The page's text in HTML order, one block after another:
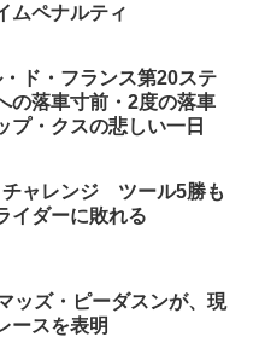
ムペナルティ
ド・フランス第20ステ
落車寸前・2度の落車
・クスの悲しい一日
チャレンジ ツール5勝も
イダーに敗れる
ッズ・ピーダスンが、現
ースを表明